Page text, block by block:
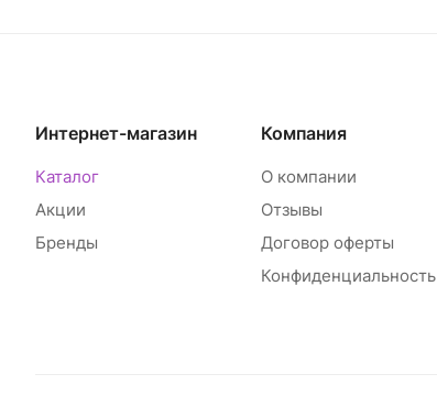
Интернет-магазин
Каталог
Акции
Бренды
Компания
О компании
Отзывы
Договор оферты
Конфиденциальность